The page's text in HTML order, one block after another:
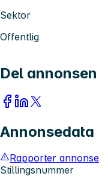
Sektor
Offentlig
Del annonsen
Annonsedata
Rapporter annonse
Stillingsnummer